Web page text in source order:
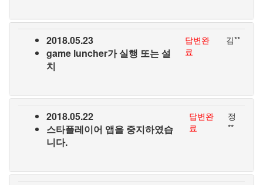
2018.05.23
game luncher가 실행 또는 설
치
답변완
료
김**
2018.05.22
스타플레이어 앱을 중지하였습
니다.
답변완
료
정
**